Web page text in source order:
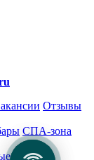
Отзывы
СПА-зона
клиенты